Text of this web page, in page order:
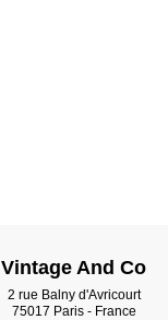
Vintage And Co
2 rue Balny d'Avricourt
75017 Paris - France